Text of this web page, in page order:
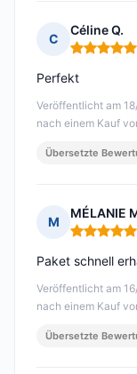
C
Céline Q.
Hinweis: 5
Veröffentlicht am
nach einem Kauf
Perfekt
Übersetzte
M
MÉLANIE
Hinweis: 5
Veröffentlicht am
nach einem Kauf
Paket schnell
Übersetzte